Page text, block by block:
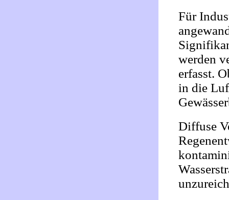
Für
werden
erfasst.
in die
Diffuse